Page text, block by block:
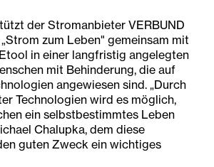
der Stromanbieter VERBUND
zum Leben" gemeinsam mit
in einer langfristig angelegten
mit Behinderung, die auf
angewiesen sind. „Durch
Technologien wird es möglich,
ein selbstbestimmtes Leben
Chalupka, dem diese
guten Zweck ein wichtiges